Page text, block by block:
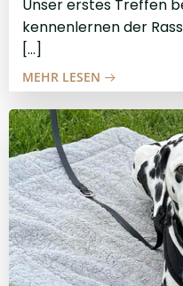
Unser erstes Treffen
kennenlernen der
[…]
MEHR LESEN